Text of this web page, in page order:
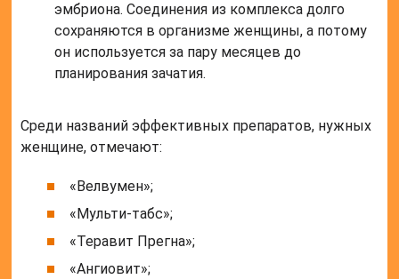
эмбриона. Соединения из комплекса долго
сохраняются в организме женщины, а потому
он используется за пару месяцев до
планирования зачатия.
Среди названий эффективных препаратов, нужных
женщине, отмечают:
«Велвумен»;
«Мульти-табс»;
«Теравит Прегна»;
«Ангиовит»;